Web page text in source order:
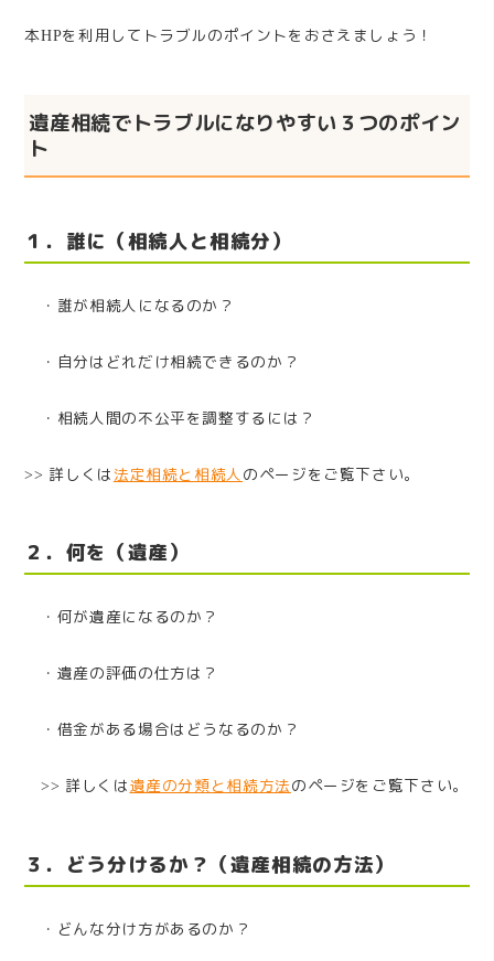
本HPを利用してトラブルのポイントをおさえましょう！
遺産相続でトラブルになりやすい３つのポイン
ト
１．誰に（相続人と相続分）
・誰が相続人になるのか？
・自分はどれだけ相続できるのか？
・相続人間の不公平を調整するには？
>> 詳しくは法定相続と相続人 のページをご覧下さい。
２．何を（遺産）
・何が遺産になるのか？
・遺産の評価の仕方は？
・借金がある場合はどうなるのか？
>> 詳しくは遺産の分類と相続方法のページをご覧下さい。
３．どう分けるか？（遺産相続の方法）
・どんな分け方があるのか？